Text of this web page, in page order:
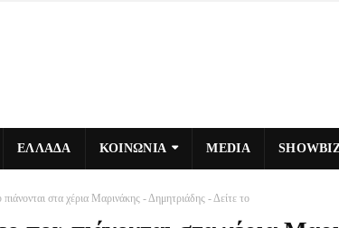
ΕΛΛΑΔΑ ΚΟΙΝΩΝΙΑ MEDIA
στα χέρια Μαρινάκης - Δημητριάδης - Δείτε το